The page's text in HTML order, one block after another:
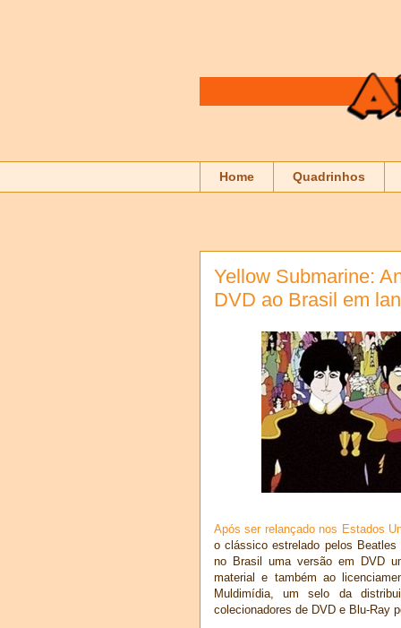
Home Quadrinhos
Yellow Submarine:
DVD ao Brasil em
Após ser relançado nos Estados
o clássico estrelado pelos Beatles
no Brasil uma versão em DVD
material e também ao
Muldimídia, um selo da
colecionadores de DVD e Blu-Ray